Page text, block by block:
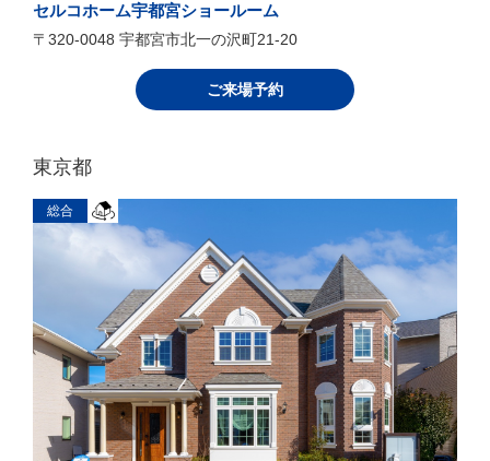
セルコホーム宇都宮ショールーム
〒320-0048 宇都宮市北一の沢町21-20
ご来場予約
東京都
総合